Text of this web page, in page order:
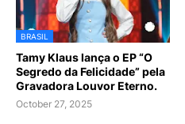
BRASIL
Tamy Klaus lança o EP “O
Segredo da Felicidade” pela
Gravadora Louvor Eterno.
October 27, 2025